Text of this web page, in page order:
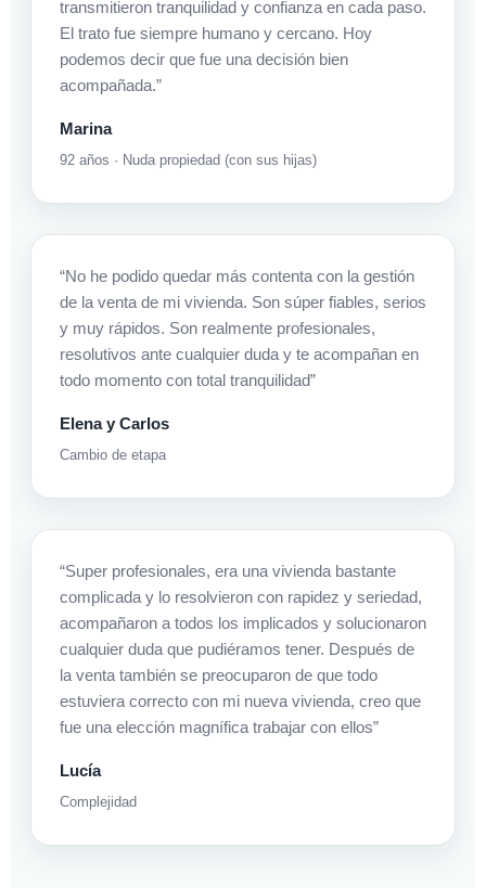
transmitieron tranquilidad y confianza en cada paso.
El trato fue siempre humano y cercano. Hoy
podemos decir que fue una decisión bien
acompañada.”
Marina
92 años · Nuda propiedad (con sus hijas)
“No he podido quedar más contenta con la gestión
de la venta de mi vivienda. Son súper fiables, serios
y muy rápidos. Son realmente profesionales,
resolutivos ante cualquier duda y te acompañan en
todo momento con total tranquilidad”
Elena y Carlos
Cambio de etapa
“Super profesionales, era una vivienda bastante
complicada y lo resolvieron con rapidez y seriedad,
acompañaron a todos los implicados y solucionaron
cualquier duda que pudiéramos tener. Después de
la venta también se preocuparon de que todo
estuviera correcto con mi nueva vivienda, creo que
fue una elección magnífica trabajar con ellos”
Lucía
Complejidad